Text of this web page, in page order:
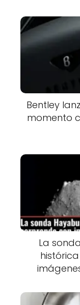
Bentley
momento
La